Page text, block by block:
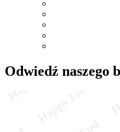
Odwiedź naszego